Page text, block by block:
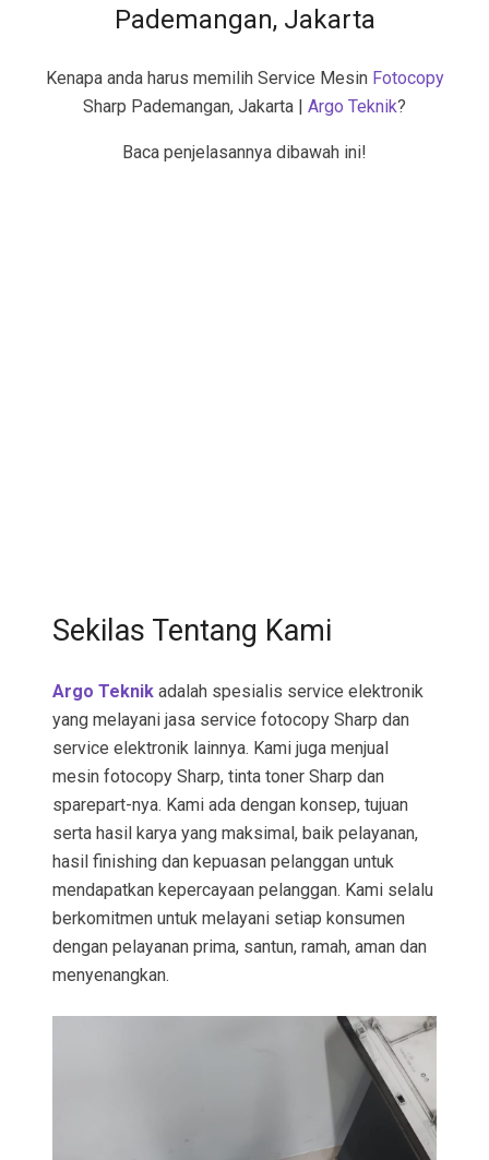
Pademangan, Jakarta
Kenapa anda harus memilih Service Mesin Fotocopy
Sharp Pademangan, Jakarta | Argo Teknik?
Baca penjelasannya dibawah ini!
Sekilas Tentang Kami
Argo Teknik adalah spesialis service elektronik
yang melayani jasa service fotocopy Sharp dan
service elektronik lainnya. Kami juga menjual
mesin fotocopy Sharp, tinta toner Sharp dan
sparepart-nya. Kami ada dengan konsep, tujuan
serta hasil karya yang maksimal, baik pelayanan,
hasil finishing dan kepuasan pelanggan untuk
mendapatkan kepercayaan pelanggan. Kami selalu
berkomitmen untuk melayani setiap konsumen
dengan pelayanan prima, santun, ramah, aman dan
menyenangkan.